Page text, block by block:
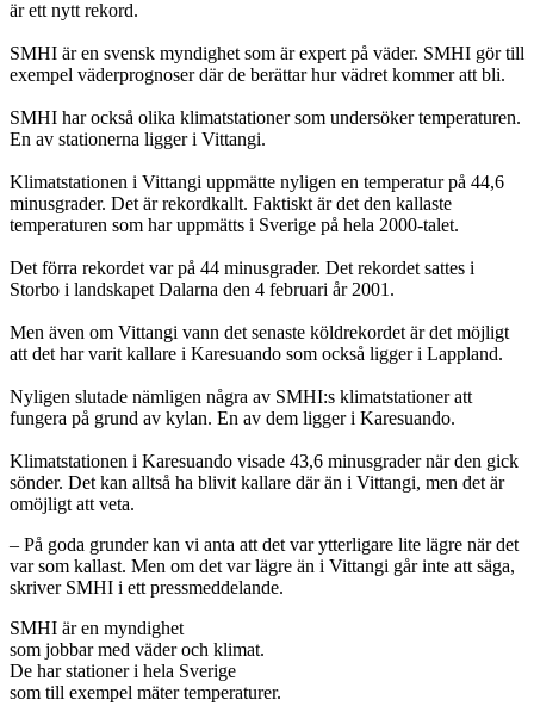
är ett nytt rekord.
SMHI är en svensk myndighet som är expert på väder. SMHI gör till
exempel väderprognoser där de berättar hur vädret kommer att bli.
SMHI har också olika klimatstationer som undersöker temperaturen.
En av stationerna ligger i Vittangi.
Klimatstationen i Vittangi uppmätte nyligen en temperatur på 44,6
minusgrader. Det är rekordkallt. Faktiskt är det den kallaste
temperaturen som har uppmätts i Sverige på hela 2000-talet.
Det förra rekordet var på 44 minusgrader. Det rekordet sattes i
Storbo i landskapet Dalarna den 4 februari år 2001.
Men även om Vittangi vann det senaste köldrekordet är det möjligt
att det har varit kallare i Karesuando som också ligger i Lappland.
Nyligen slutade nämligen några av SMHI:s klimatstationer att
fungera på grund av kylan. En av dem ligger i Karesuando.
Klimatstationen i Karesuando visade 43,6 minusgrader när den gick
sönder. Det kan alltså ha blivit kallare där än i Vittangi, men det är
omöjligt att veta.
– På goda grunder kan vi anta att det var ytterligare lite lägre när det
var som kallast. Men om det var lägre än i Vittangi går inte att säga,
skriver SMHI i ett pressmeddelande.
SMHI är en myndighet
som jobbar med väder och klimat.
De har stationer i hela Sverige
som till exempel mäter temperaturer.